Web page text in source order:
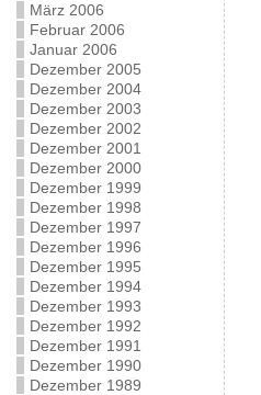
März 2006
Februar 2006
Januar 2006
Dezember 2005
Dezember 2004
Dezember 2003
Dezember 2002
Dezember 2001
Dezember 2000
Dezember 1999
Dezember 1998
Dezember 1997
Dezember 1996
Dezember 1995
Dezember 1994
Dezember 1993
Dezember 1992
Dezember 1991
Dezember 1990
Dezember 1989